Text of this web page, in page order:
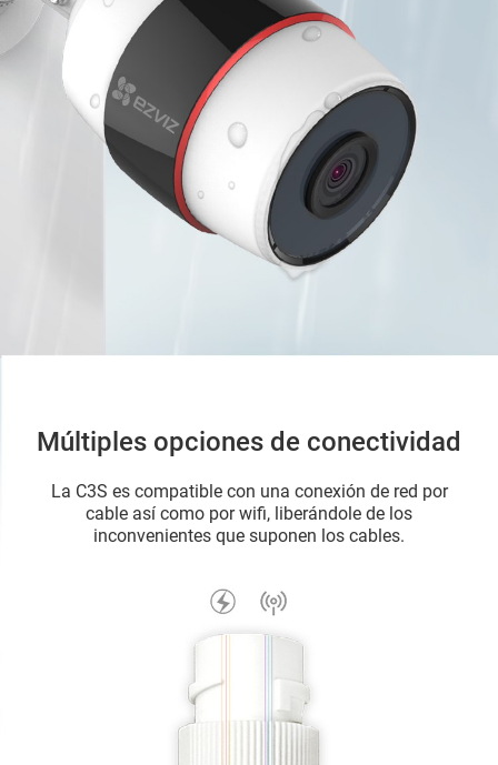
Múltiples opciones de conectividad
La C3S es compatible con una conexión de red por
cable así como por wifi, liberándole de los
inconvenientes que suponen los cables.